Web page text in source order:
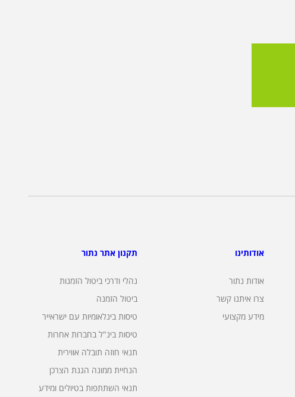
אודותינו
אודות נתור
צרו איתנו קשר
מידע מקצועי
תקנון אתר נתור
נהלי ודרכי ביטול הזמנות
ביטול הזמנה
טיסות בינלאומיות עם ישראייר
טיסות בינ"ל בחברות אחרות
תנאי חוזה תובלה אווירית
הנחיית ממונה הגנת הצרכן
תנאי השתתפות בטיולים ומידע